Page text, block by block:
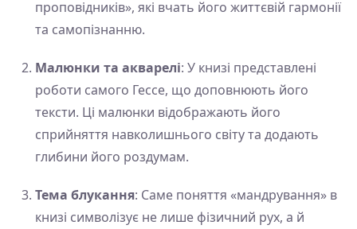
проповідників», які вчать його життєвій гармонії
та самопізнанню.
Малюнки та акварелі: У книзі представлені
роботи самого Гессе, що доповнюють його
тексти. Ці малюнки відображають його
сприйняття навколишнього світу та додають
глибини його роздумам.
Тема блукання: Саме поняття «мандрування» в
книзі символізує не лише фізичний рух, а й